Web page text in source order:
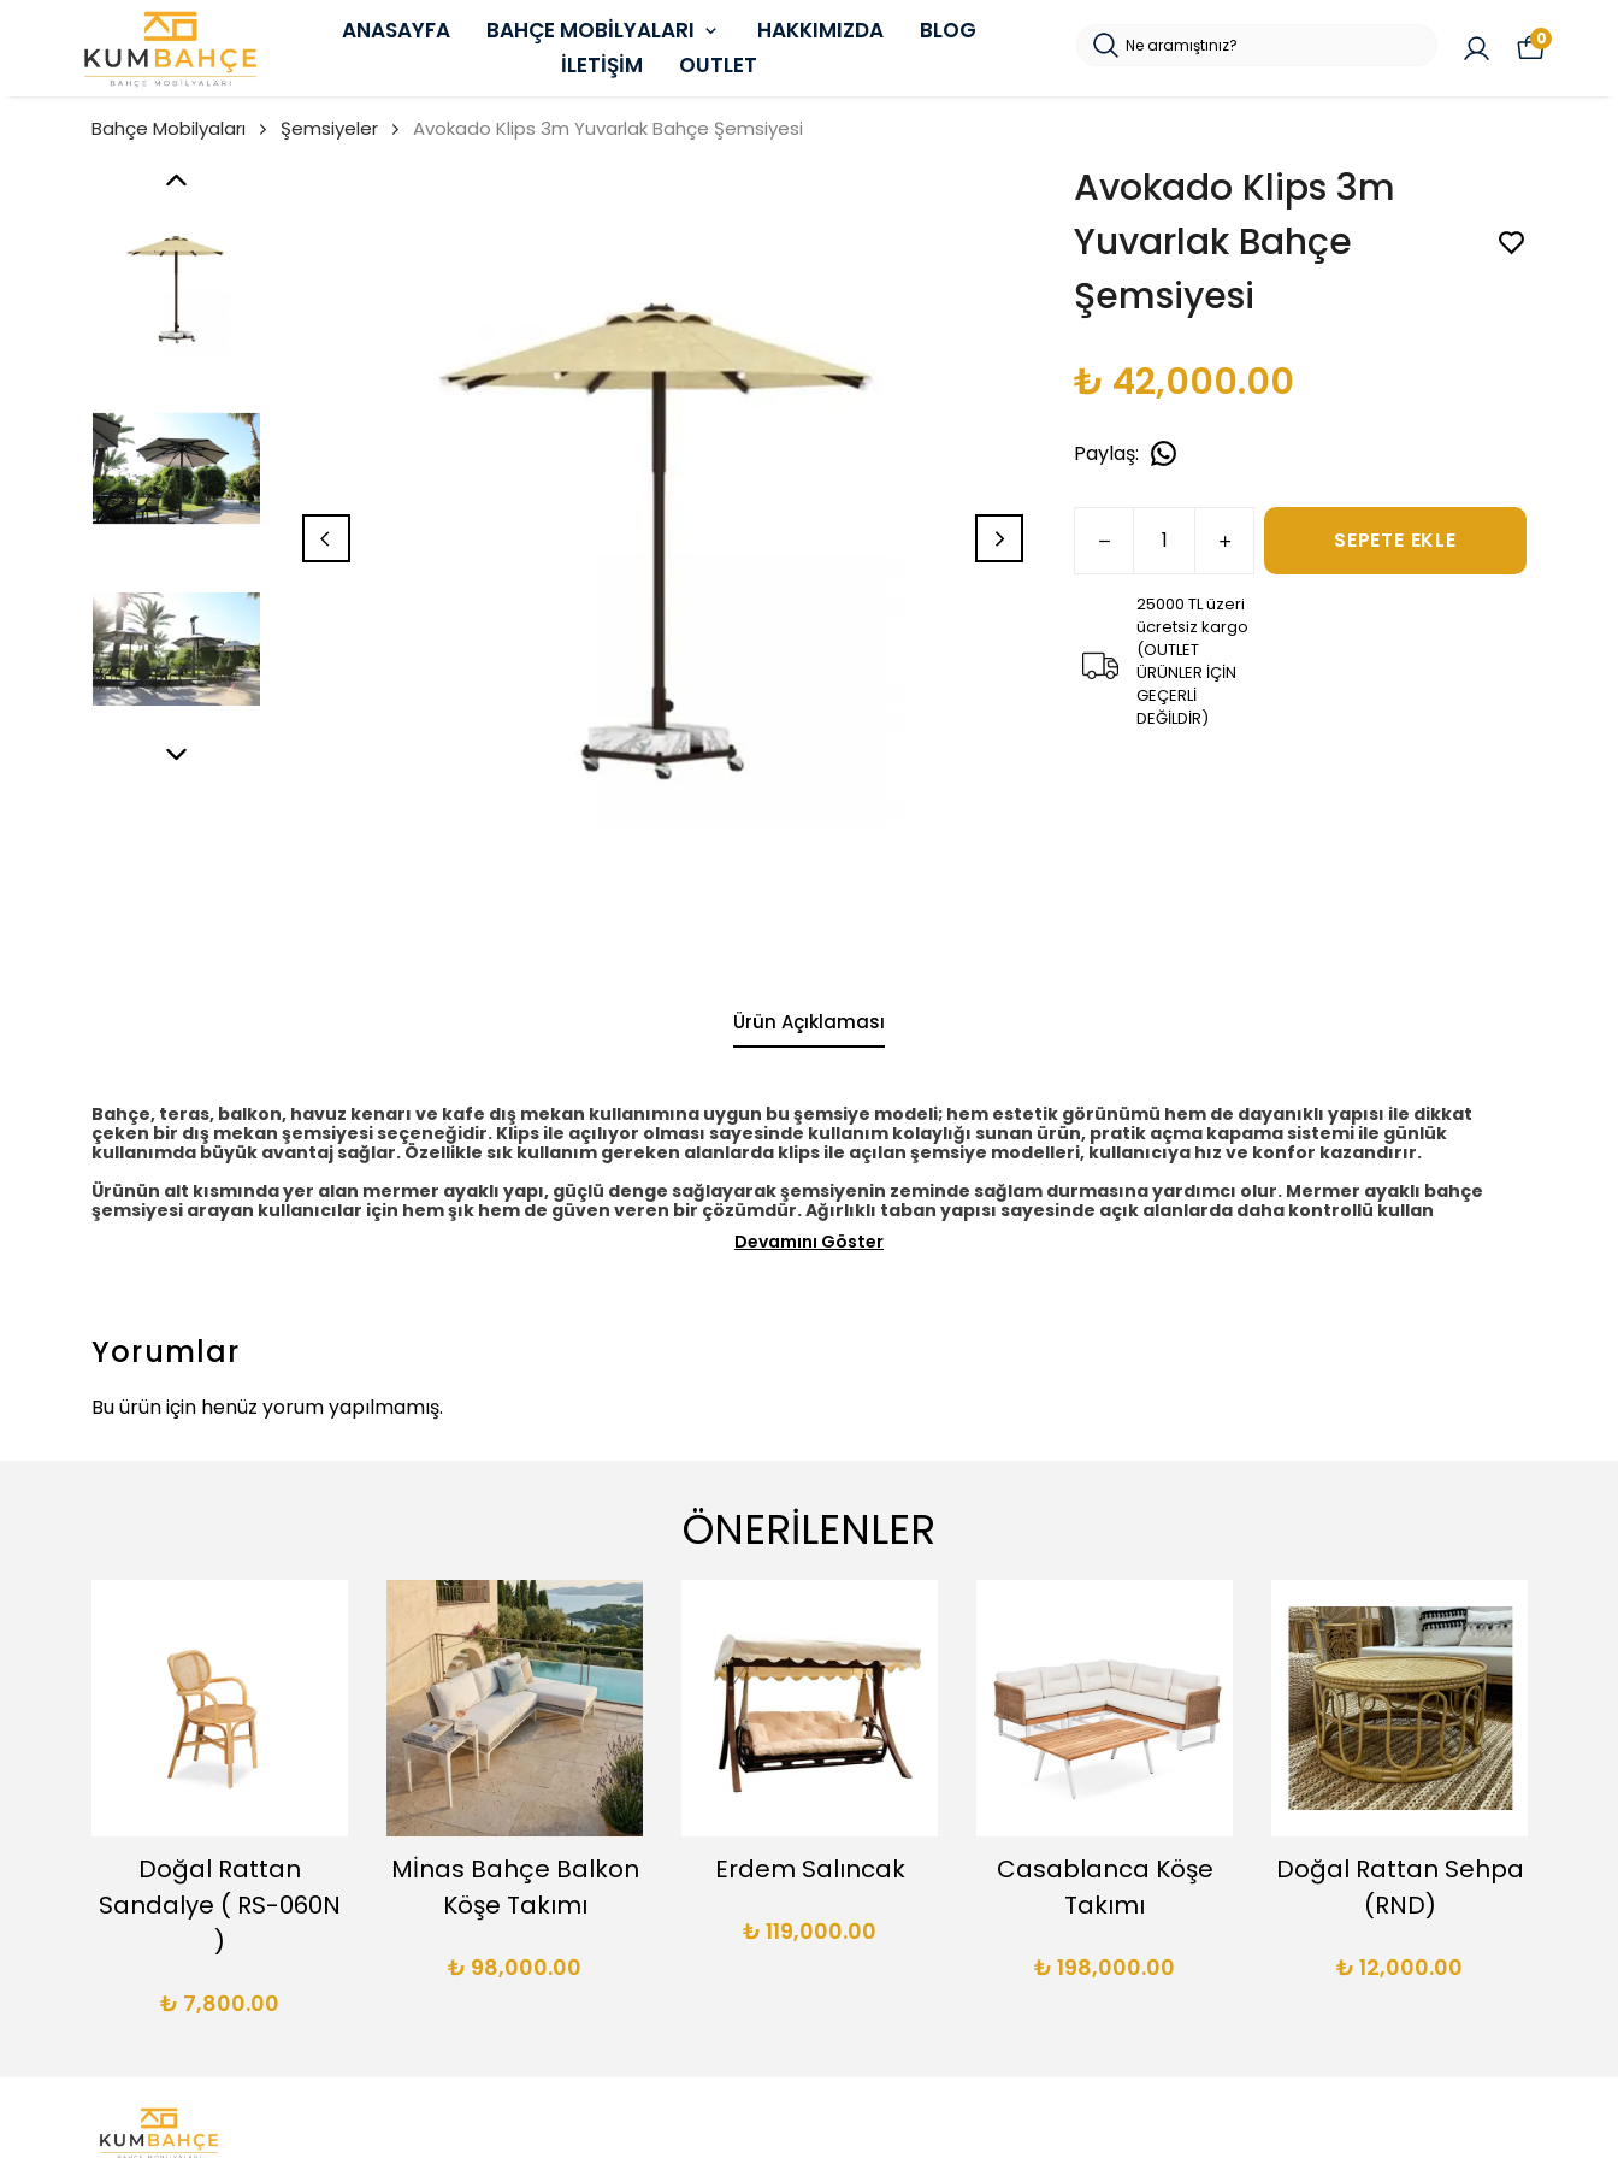
ANASAYFA BAHÇE MOBİLYALARI HAKKIMIZDA
BLOG
İLETİŞİM
OUTLET
0
Bahçe Mobilyaları Şemsiyeler Avokado Klips 3m Yuvarlak Bahçe Şemsiyesi
Avokado Klips 3m
Yuvarlak Bahçe
Şemsiyesi
₺ 42,000.00
Paylaş:
SEPETE EKLE
25000 TL üzeri
ücretsiz kargo
(OUTLET
ÜRÜNLER İÇİN
GEÇERLİ
DEĞİLDİR)
Ürün Açıklaması
Bahçe, teras, balkon, havuz kenarı ve kafe dış mekan kullanımına uygun bu şemsiye modeli; hem estetik görünümü hem de dayanıklı yapısı ile dikkat
çeken bir dış mekan şemsiyesi seçeneğidir. Klips ile açılıyor olması sayesinde kullanım kolaylığı sunan ürün, pratik açma kapama sistemi ile günlük
kullanımda büyük avantaj sağlar. Özellikle sık kullanım gereken alanlarda klips ile açılan şemsiye modelleri, kullanıcıya hız ve konfor kazandırır.
Ürünün alt kısmında yer alan mermer ayaklı yapı, güçlü denge sağlayarak şemsiyenin zeminde sağlam durmasına yardımcı olur. Mermer ayaklı bahçe
şemsiyesi arayan kullanıcılar için hem şık hem de güven veren bir çözümdür. Ağırlıklı taban yapısı sayesinde açık alanlarda daha kontrollü kullan
Devamını Göster
Yorumlar
Bu ürün için henüz yorum yapılmamış.
ÖNERİLENLER
Doğal Rattan
Sandalye ( RS-060N
)
₺ 7,800.00
Mİnas Bahçe Balkon
Köşe Takımı
₺ 98,000.00
Erdem Salıncak
₺ 119,000.00
Casablanca Köşe
Takımı
₺ 198,000.00
Doğal Rattan Sehpa
(RND)
₺ 12,000.00